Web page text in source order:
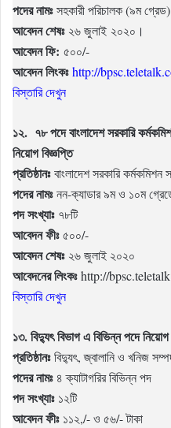
পদের নামঃসহকারী পরিচালক (৯ম
আবেদন শেষঃ২৬ জুলাই ২০২০।
আবেদন ফি: ৫০০/-
আবেদন লিংকঃ http://
বিস্তারি দেখুন
১২. ৭৮ পদে বাংলাদেশ সরকারি
নিয়োগ বিজ্ঞপ্তি
প্রতিষ্ঠানঃবাংলাদেশ সরকারি কর্মকমিশন
পদের নামঃনন-ক্যাডার ৯ম ও ১০ম
পদ সংখ্যাঃ ৭৮টি
আবেদন ফীঃ৫০০/-
আবেদন শেষঃ২৬ জুলাই ২০২০
আবেদনের লিংকঃhttp://
বিস্তারি দেখুন
১৩. বিদ্যুৎ বিভাগ এ বিভিন্ন পদে নিয়োগ
প্রতিষ্ঠানঃবিদ্যুৎ, জ্বালানি ও খনিজ
পদের নামঃ৪ ক্যাটাগরির বিভিন্ন পদ
পদ সংখ্যাঃ১২টি
আবেদন ফীঃ১১২,/- ও ৫৬/- টাকা